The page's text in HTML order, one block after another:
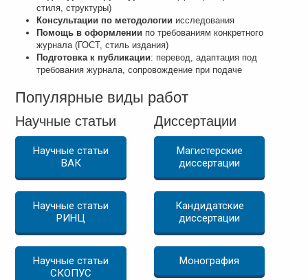
стиля, структуры)
Консультации по методологии исследования
Помощь в оформлении по требованиям конкретного
журнала (ГОСТ, стиль издания)
Подготовка к публикации: перевод, адаптация под
требования журнала, сопровождение при подаче
Популярные виды работ
Научные статьи
Научные статьи
ВАК
Научные статьи
РИНЦ
Научные статьи
СКОПУС
Диссертации
Магистерские
диссертации
Кандидатские
диссертации
Монография